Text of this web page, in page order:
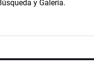
y Galería.